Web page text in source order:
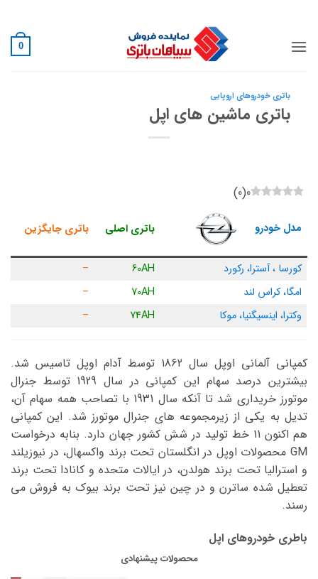
content
0
باتری خودروهای اروپایی
باتری ماشین های اپل
0
(
0
)
مدل خودرو باتری اصلی باتری جایگزین
کورسا ،آسترا، رکورد 60AH
–
امگا،کراس لند 70AH
–
وکترا، اینسیگنیا،موکا 74AH
–
کمپانی آلمانی اوپل سال 1862 توسط آدام اوپل تاسیس شد.
بیشترین درصد سهام این کمپانی در سال 1929 توسط جنرال
موتورز خریداری شد تا آنکه سال 1931 با تصاحب همه سهام آن،
تدیل به یکی از زیرمجموعه های جنرال موتورز شد. این کمپانی
هم اکنون 11 خط تولید در شش کشور جهان دارد. بنابه درخواست
GM محصولات اوپل در انگلستان تحت برند واکسهال، در نیوزیلند
و استرالیا تحت برند هولدن، در ایالات متحده و کانادا تحت برند
تعطیل شده ساترن و در چین نیز تحت برند بیوک به فروش می
رسند.
باطری خودروهای اپل
محصولات پیشنهادی